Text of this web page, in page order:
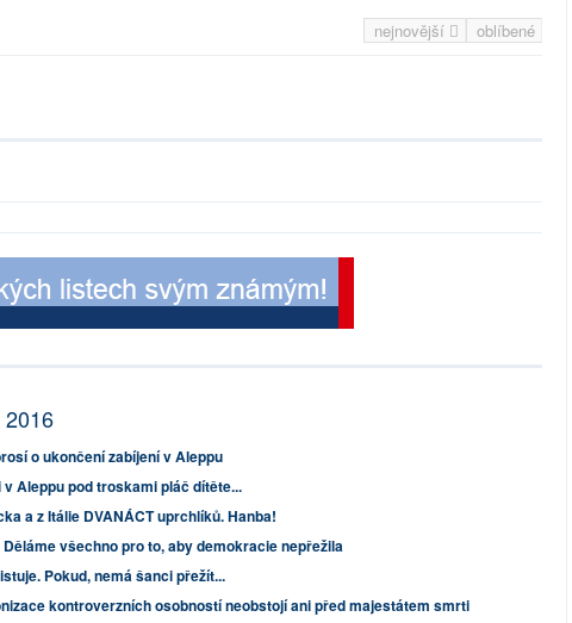
nejnovější oblíbené
o ukončení zabíjení v Aleppu
Aleppu pod troskami pláč dítěte...
a z Itálie DVANÁCT uprchlíků. Hanba!
Děláme všechno pro to, aby demokracie nepřežila
Pokud, nemá šanci přežít...
kontroverzních osobností neobstojí ani před majestátem smrti